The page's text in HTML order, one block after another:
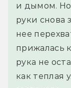
и дымом. Но
руки снова
нее
прижалась
рука не
как теплая